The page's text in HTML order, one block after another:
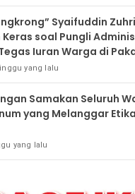
Syaifuddin
soal Pungli
Iuran Warga di
yang lalu
Samakan Seluruh
yang Melanggar Etika
yang lalu